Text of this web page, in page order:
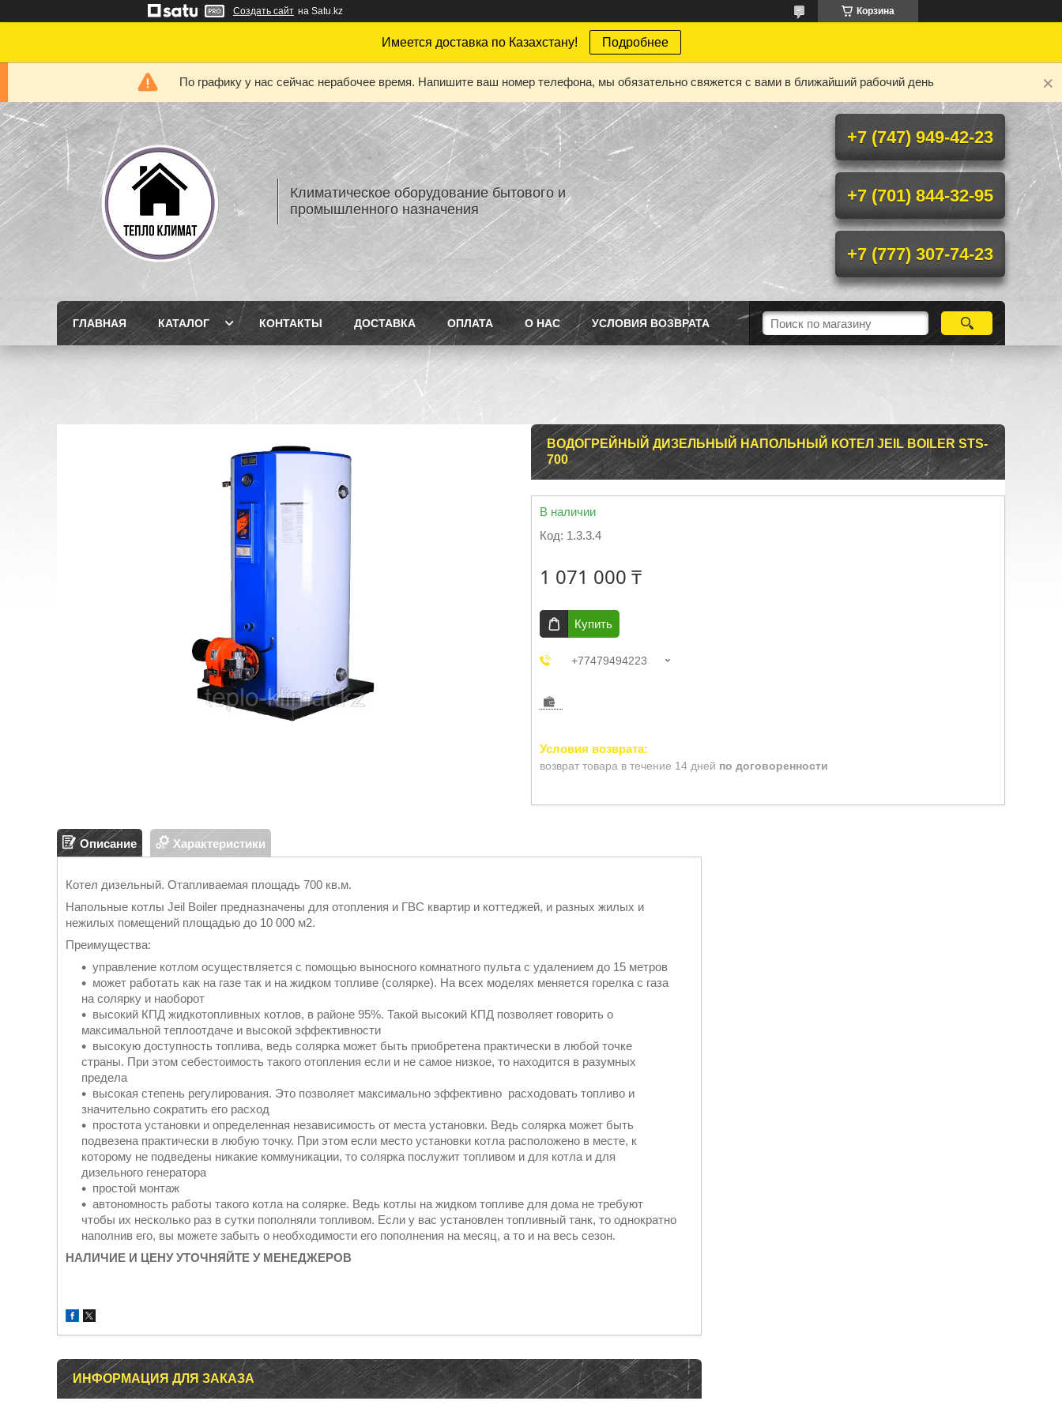
Создать сайт на Satu.kz Корзина
Имеется доставка по Казахстану! Подробнее
По графику у нас сейчас нерабочее время. Напишите ваш номер телефона, мы обязательно свяжется с вами в ближайший рабочий день
Климатическое оборудование бытового и
промышленного назначения
+7 (747) 949-42-23
+7 (701) 844-32-95
+7 (777) 307-74-23
ГЛАВНАЯ КАТАЛОГ КОНТАКТЫ ДОСТАВКА ОПЛАТА О НАС УСЛОВИЯ ВОЗВРАТА
ВОДОГРЕЙНЫЙ ДИЗЕЛЬНЫЙ НАПОЛЬНЫЙ КОТЕЛ JEIL BOILER STS-
700
В наличии
Код: 1.3.3.4
1 071 000 ₸
Купить
+77479494223
возврат товара в течение 14 дней по договоренности
Описание Характеристики
Котел дизельный. Отапливаемая площадь 700 кв.м.
Напольные котлы Jeil Boiler предназначены для отопления и ГВС квартир и коттеджей, и разных жилых и
нежилых помещений площадью до 10 000 м2.
Преимущества:
управление котлом осуществляется с помощью выносного комнатного пульта с удалением до 15 метров
может работать как на газе так и на жидком топливе (солярке). На всех моделях меняется горелка с газа
на солярку и наоборот
высокий КПД жидкотопливных котлов, в районе 95%. Такой высокий КПД позволяет говорить о
максимальной теплоотдаче и высокой эффективности
высокую доступность топлива, ведь солярка может быть приобретена практически в любой точке
страны. При этом себестоимость такого отопления если и не самое низкое, то находится в разумных
предела
высокая степень регулирования. Это позволяет максимально эффективно расходовать топливо и
значительно сократить его расход
простота установки и определенная независимость от места установки. Ведь солярка может быть
подвезена практически в любую точку. При этом если место установки котла расположено в месте, к
которому не подведены никакие коммуникации, то солярка послужит топливом и для котла и для
дизельного генератора
простой монтаж
автономность работы такого котла на солярке. Ведь котлы на жидком топливе для дома не требуют
чтобы их несколько раз в сутки пополняли топливом. Если у вас установлен топливный танк, то однократно
наполнив его, вы можете забыть о необходимости его пополнения на месяц, а то и на весь сезон.
НАЛИЧИЕ И ЦЕНУ УТОЧНЯЙТЕ У МЕНЕДЖЕРОВ
ИНФОРМАЦИЯ ДЛЯ ЗАКАЗА